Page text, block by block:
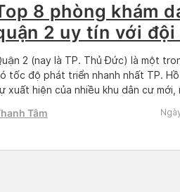
8 phòng khám
2 uy tín với đội
giỏi
2 (nay là TP. Thủ Đức) là một
tốc độ phát triển nhanh nhất TP. Hồ
xuất hiện của nhiều khu dân cư mới,
Bài viết […]
Tâm